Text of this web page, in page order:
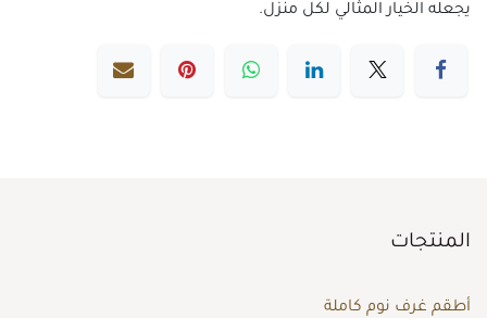
يجعله الخيار المثالي لكل منزل.
المنتجات
أطقم غرف نوم كاملة